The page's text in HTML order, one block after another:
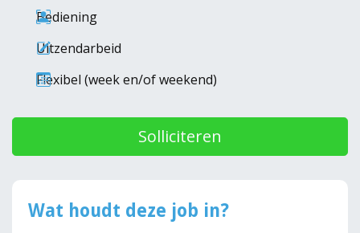
Bediening
Uitzendarbeid
Flexibel (week en/of weekend)
Solliciteren
Wat houdt deze job in?